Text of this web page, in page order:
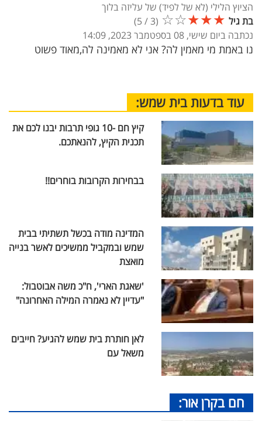
הציוץ הלילי (לא של לפיד) של עליזה בלוך
בת גיל ★
★
★
☆
☆
(
3
/
5
)
נכתבה ביום שישי, 08 בספטמבר 2023, 14:09
נו באמת מי מאמין לה? אני לא מאמינה לה,מאוד פשוט
עוד בדעות בית שמש:
קיץ חם -10 גופי תרבות יבנו לכם את
תכנית הקיץ, להנאתכם.
בבחירות הקרובות בוחרים!!
המדינה מודה בכשל תשתיתי בבית
שמש ובמקביל ממשיכים לאשר בנייה
מואצת
'שאגת הארי', ח"כ משה אבוטבול:
"עדיין לא נאמרה המילה האחרונה"
לאן חותרת בית שמש להגיע? חייבים
משאל עם
חם בקרן אור: